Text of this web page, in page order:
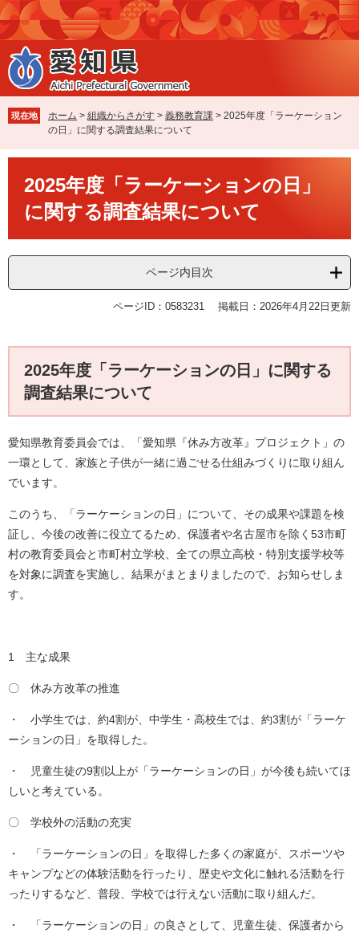
ペ
ー
ジ
の
先
で
す
メ
ニ
ュ
ー
を
ば
し
本
現在地 ホーム > 組織からさがす > 義務教育課 > 2025年度「ラーケーション
の日」に関する調査結果について
2025年度「ラーケーションの日」
に関する調査結果について
ページ内目次
ページID：0583231 掲載日：2026年4月22日更新
2025年度「ラーケーションの日」に関する
調査結果について
​愛知県教育委員会では、「愛知県『休み方改革』プロジェクト」の
一環として、家族と子供が一緒に過ごせる仕組みづくりに取り組ん
でいます。
このうち、「ラーケーションの日」について、その成果や課題を検
証し、今後の改善に役立てるため、保護者や名古屋市を除く53市町
村の教育委員会と市町村立学校、全ての県立高校・特別支援学校等
を対象に調査を実施し、結果がまとまりましたので、お知らせしま
す。
1 主な成果
〇 休み方改革の推進
・ 小学生では、約4割が、中学生・高校生では、約3割が「ラーケ
ーションの日」を取得した。
・ 児童生徒の9割以上が「ラーケーションの日」が今後も続いてほ
しいと考えている。
〇 学校外の活動の充実
・ 「ラーケーションの日」を取得した多くの家庭が、スポーツや
キャンプなどの体験活動を行ったり、歴史や文化に触れる活動を行
ったりするなど、普段、学校では行えない活動に取り組んだ。
・ 「ラーケーションの日」の良さとして、児童生徒、保護者から